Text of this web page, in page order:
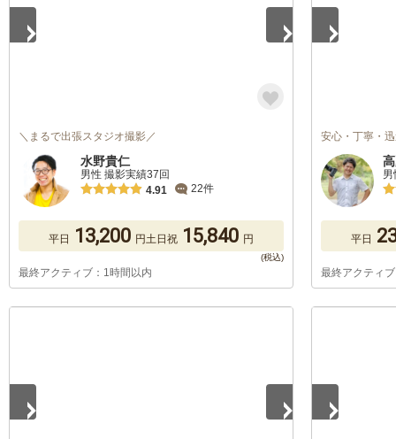
＼まるで出張スタジオ撮影／
水野貴仁
男性 撮影実績37回
4.91
22件
平日 13,200 円土日祝 15,840 円
最終アクティブ：1時間以内
安心・丁寧・
平日
最終アクティ